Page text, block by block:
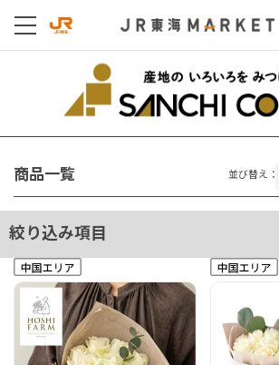
商品一覧 並び替え：
絞り込み項目